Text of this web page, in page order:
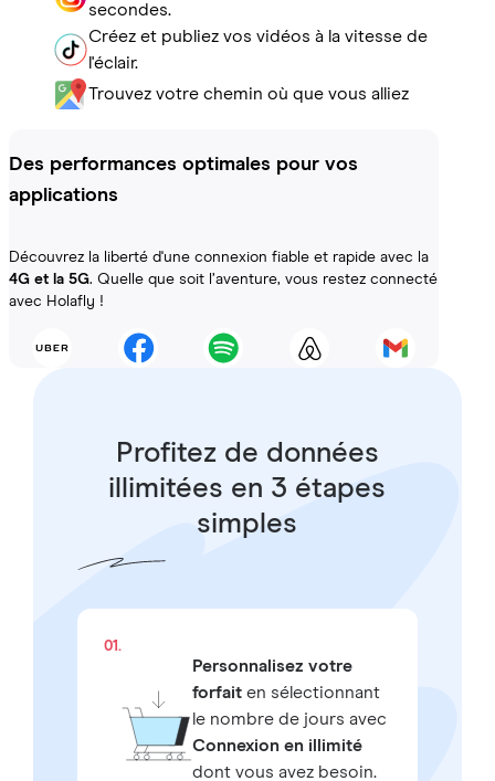
secondes.
Créez et publiez vos vidéos à la vitesse de
l'éclair.
Trouvez votre chemin où que vous alliez
Des performances optimales pour vos
applications
Découvrez la liberté d'une connexion fiable et rapide avec la
4G et la 5G. Quelle que soit l’aventure, vous restez connecté
avec Holafly !
Profitez de données
illimitées en 3 étapes
simples
01.
Personnalisez votre
forfaiten sélectionnant
le nombre de jours avec
Connexion en illimité
dont vous avez besoin.